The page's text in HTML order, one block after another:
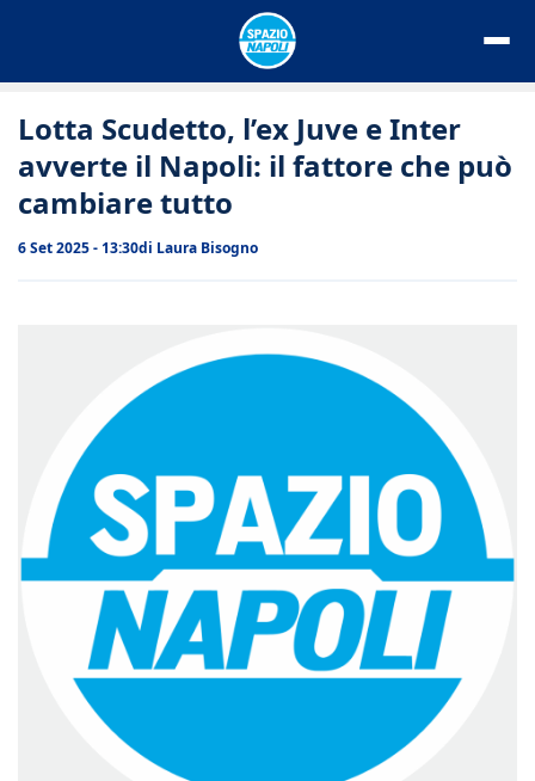
Lotta Scudetto, l’ex Juve e Inter
avverte il Napoli: il fattore che può
cambiare tutto
6 Set 2025 - 13:30di Laura Bisogno